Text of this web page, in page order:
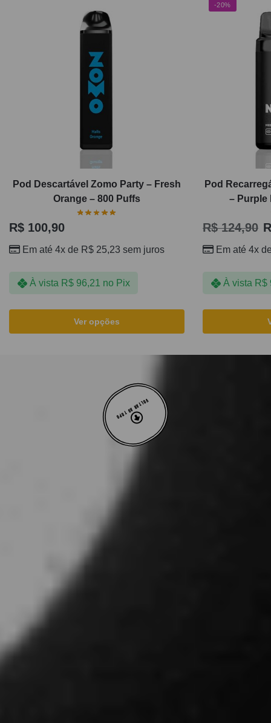
Pod Descartável Zomo Party – Fresh
Orange – 800 Puffs
R$ 100,90
Em até 4x de R$ 25,23 sem juros
À vista R$96,21 no Pix
Ver opções
-20%
Pod
– Purple
R$124,90
Em até 4x
À vista R$
VOLTAR AO TOPO